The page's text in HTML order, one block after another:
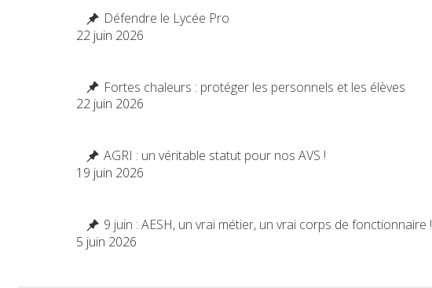
Défendre le Lycée Pro
22 juin 2026
Fortes chaleurs : protéger les personnels et les élèves
22 juin 2026
AGRI : un véritable statut pour nos AVS !
19 juin 2026
9 juin : AESH, un vrai métier, un vrai corps de fonctionnaire !
5 juin 2026